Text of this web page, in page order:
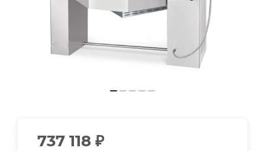
737 118 ₽